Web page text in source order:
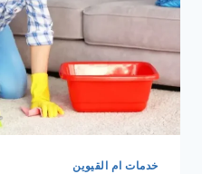
خدمات ام القيوين